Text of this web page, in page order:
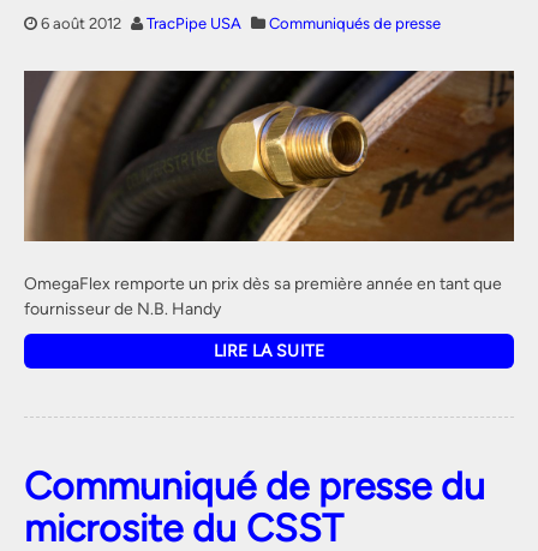
6 août 2012 TracPipe USA Communiqués de presse
OmegaFlex remporte un prix dès sa première année en tant que
fournisseur de N.B. Handy
LIRE LA SUITE
Communiqué de presse du
microsite du CSST